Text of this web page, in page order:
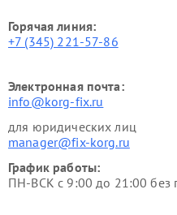
Горячая линия:
+7 (345) 221-57-86
Электронная почта:
info@korg-fix.ru
для юридических лиц
manager@fix-korg.ru
График работы:
ПН-ВСК с 9:00 до 21:00 без